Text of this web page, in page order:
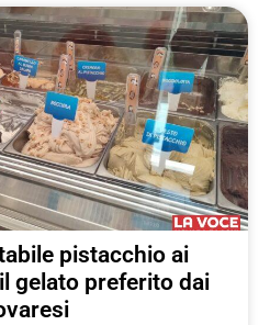
pistacchio ai
gelato preferito dai